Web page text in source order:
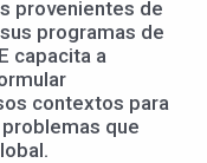
provenientes de
programas de
capacita a
contextos para
que